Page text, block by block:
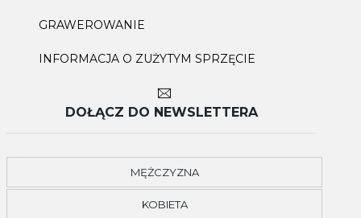
GRAWEROWANIE
INFORMACJA O ZUŻYTYM SPRZĘCIE
DOŁĄCZ DO NEWSLETTERA
MĘŻCZYZNA
KOBIETA